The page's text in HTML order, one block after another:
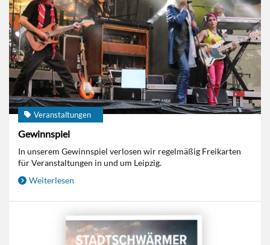
Veranstaltungen
Gewinnspiel
In unserem Gewinnspiel verlosen wir regelmäßig Freikarten
für Veranstaltungen in und um Leipzig.
Weiterlesen